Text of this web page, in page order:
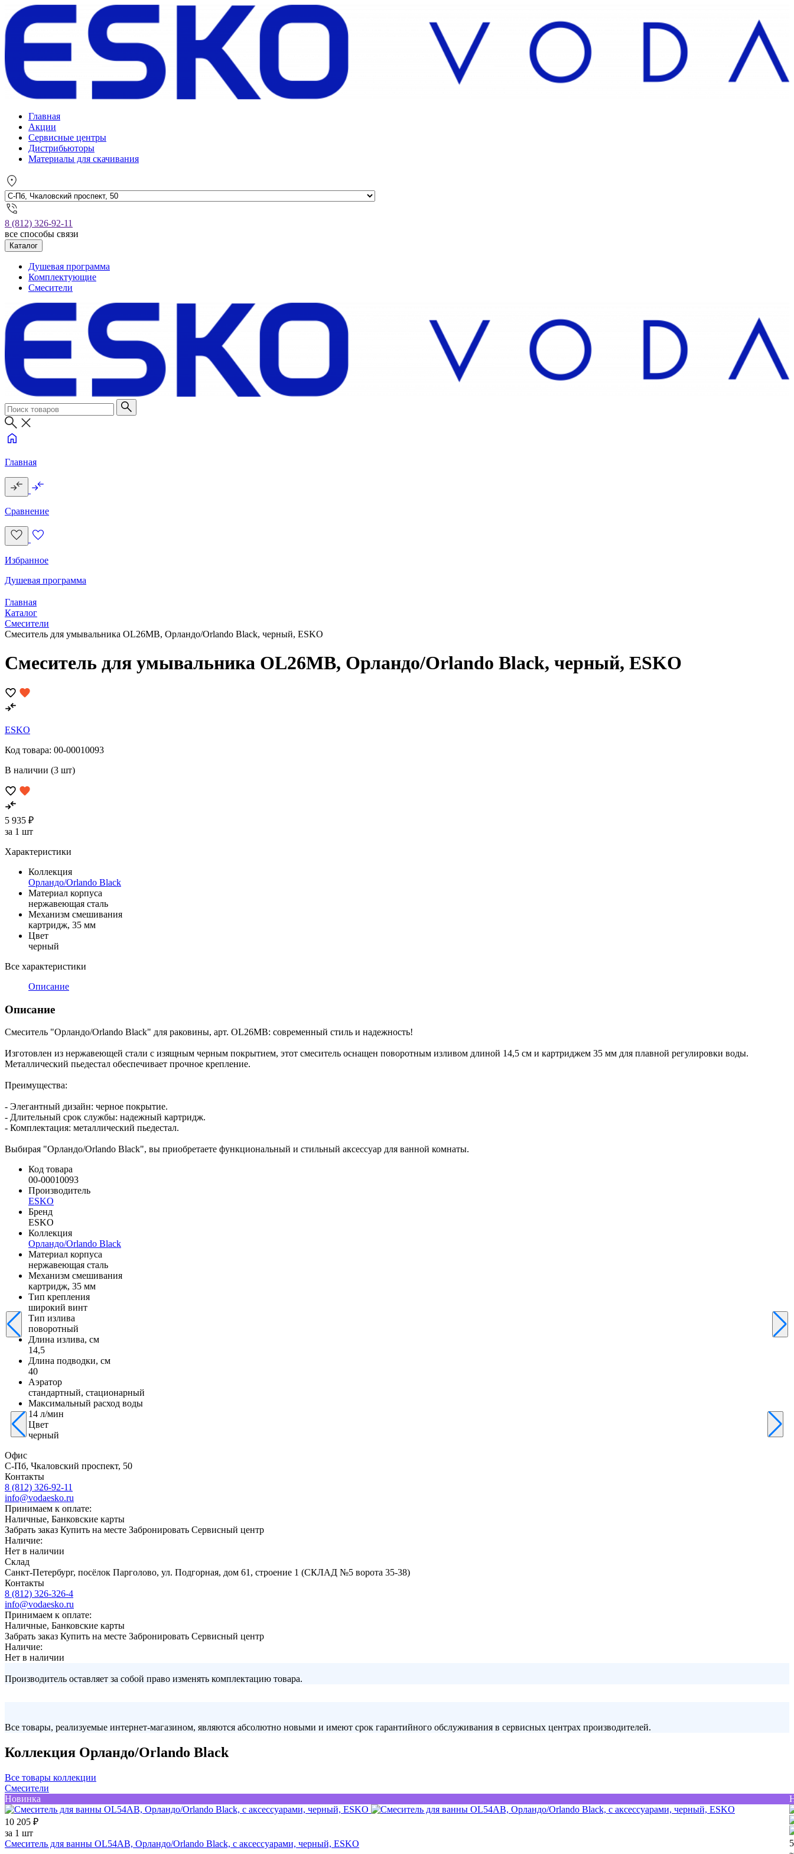
Главная
Акции
Сервисные центры
Дистрибьюторы
Материалы для скачивания
8 (812) 326-92-11
все способы связи
Каталог
Душевая программа
Комплектующие
Смесители
Главная
Сравнение
Избранное
Душевая программа
Главная
Каталог
Смесители
Смеситель для умывальника OL26MB, Орландо/Orlando Black, черный, ESKO
Смеситель для умывальника OL26MB, Орландо/Orlando Black, черный, ESKO
ESKO
Код товара: 00-00010093
В наличии (3 шт)
5 935 ₽
за 1 шт
Характеристики
Коллекция
Орландо/Orlando Black
Материал корпуса
нержавеющая сталь
Механизм смешивания
картридж, 35 мм
Цвет
черный
Все характеристики
Описание
Описание
Смеситель "Орландо/Orlando Black" для раковины, арт. OL26MB: современный стиль и надежность!
Изготовлен из нержавеющей стали с изящным черным покрытием, этот смеситель оснащен поворотным изливом длиной 14,5 см и картриджем 35 мм для плавной регулировки воды.
Металлический пьедестал обеспечивает прочное крепление.
Преимущества:
- Элегантный дизайн: черное покрытие.
- Длительный срок службы: надежный картридж.
- Комплектация: металлический пьедестал.
Выбирая "Орландо/Orlando Black", вы приобретаете функциональный и стильный аксессуар для ванной комнаты.
Код товара
00-00010093
Производитель
ESKO
Бренд
ESKO
Коллекция
Орландо/Orlando Black
Материал корпуса
нержавеющая сталь
Механизм смешивания
картридж, 35 мм
Тип крепления
широкий винт
Тип излива
поворотный
Длина излива, см
14,5
Длина подводки, см
40
Аэратор
стандартный, стационарный
Максимальный расход воды
14 л/мин
Цвет
черный
Офис
С-Пб, Чкаловский проспект, 50
Контакты
8 (812) 326-92-11
info@vodaesko.ru
Принимаем к оплате:
Наличные, Банковские карты
Забрать заказ Купить на месте Забронировать Сервисный центр
Наличие:
Нет в наличии
Склад
Санкт-Петербург, посёлок Парголово, ул. Подгорная, дом 61, строение 1 (СКЛАД №5 ворота 35-38)
Контакты
8 (812) 326-326-4
info@vodaesko.ru
Принимаем к оплате:
Наличные, Банковские карты
Забрать заказ Купить на месте Забронировать Сервисный центр
Наличие:
Нет в наличии
Производитель оставляет за собой право изменять комплектацию товара.
Все товары, реализуемые интернет-магазином, являются абсолютно новыми и имеют срок гарантийного обслуживания в сервисных центрах производителей.
Коллекция Орландо/Orlando Black
Все товары коллекции
Смесители
Новинка
10 205 ₽
за 1 шт
Смеситель для ванны OL54AB, Орландо/Orlando Black, с аксессуарами, черный, ESKO